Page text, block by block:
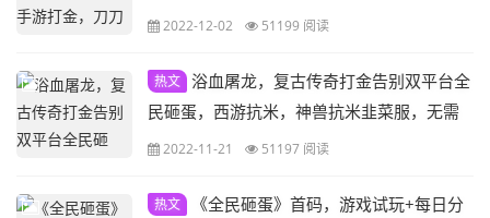
2022-12-02 51199 阅读
热文 浴血屠龙，复古传奇打金告别双平台全
民砸蛋，西游抗米，神兽抗米韭菜服，无需
推广。0氪都能完，实现全民搬砖的游戏感，
2022-11-21 51197 阅读
热文
《全民砸蛋》首码，游戏试玩+每日分